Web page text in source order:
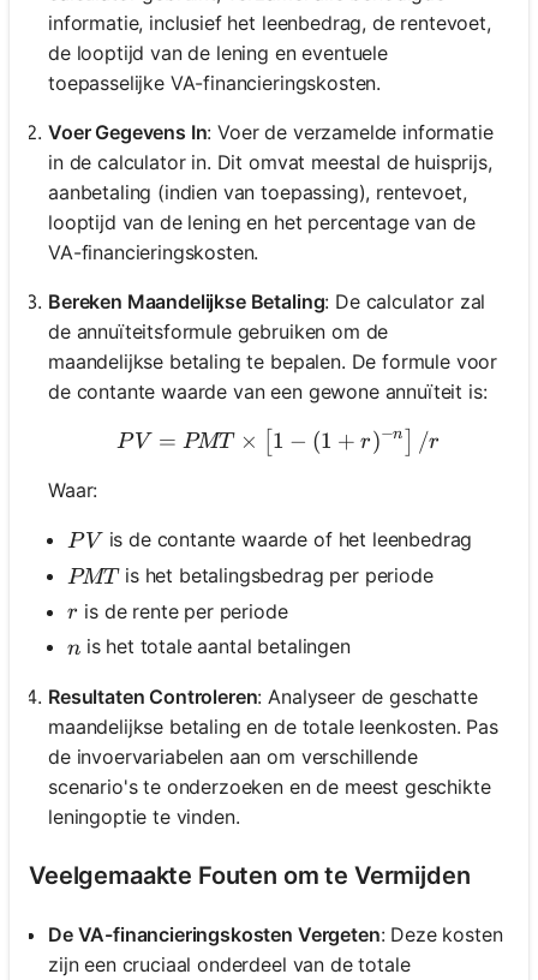
informatie, inclusief het leenbedrag, de rentevoet,
de looptijd van de lening en eventuele
toepasselijke VA-financieringskosten.
Voer Gegevens In: Voer de verzamelde informatie
in de calculator in. Dit omvat meestal de huisprijs,
aanbetaling (indien van toepassing), rentevoet,
looptijd van de lening en het percentage van de
VA-financieringskosten.
Bereken Maandelijkse Betaling: De calculator zal
de annuïteitsformule gebruiken om de
maandelijkse betaling te bepalen. De formule voor
de contante waarde van een gewone annuïteit is:
PV = PMT \times
PV = PMT × 1 − (1 + r)−n /r
Waar:
PV
PV is de contante waarde of het leenbedrag
PMT
PMT is het betalingsbedrag per periode
r
r is de rente per periode
n
nis het totale aantal betalingen
Resultaten Controleren: Analyseer de geschatte
maandelijkse betaling en de totale leenkosten. Pas
de invoervariabelen aan om verschillende
scenario's te onderzoeken en de meest geschikte
leningoptie te vinden.
Veelgemaakte Fouten om te Vermijden
De VA-financieringskosten Vergeten: Deze kosten
zijn een cruciaal onderdeel van de totale